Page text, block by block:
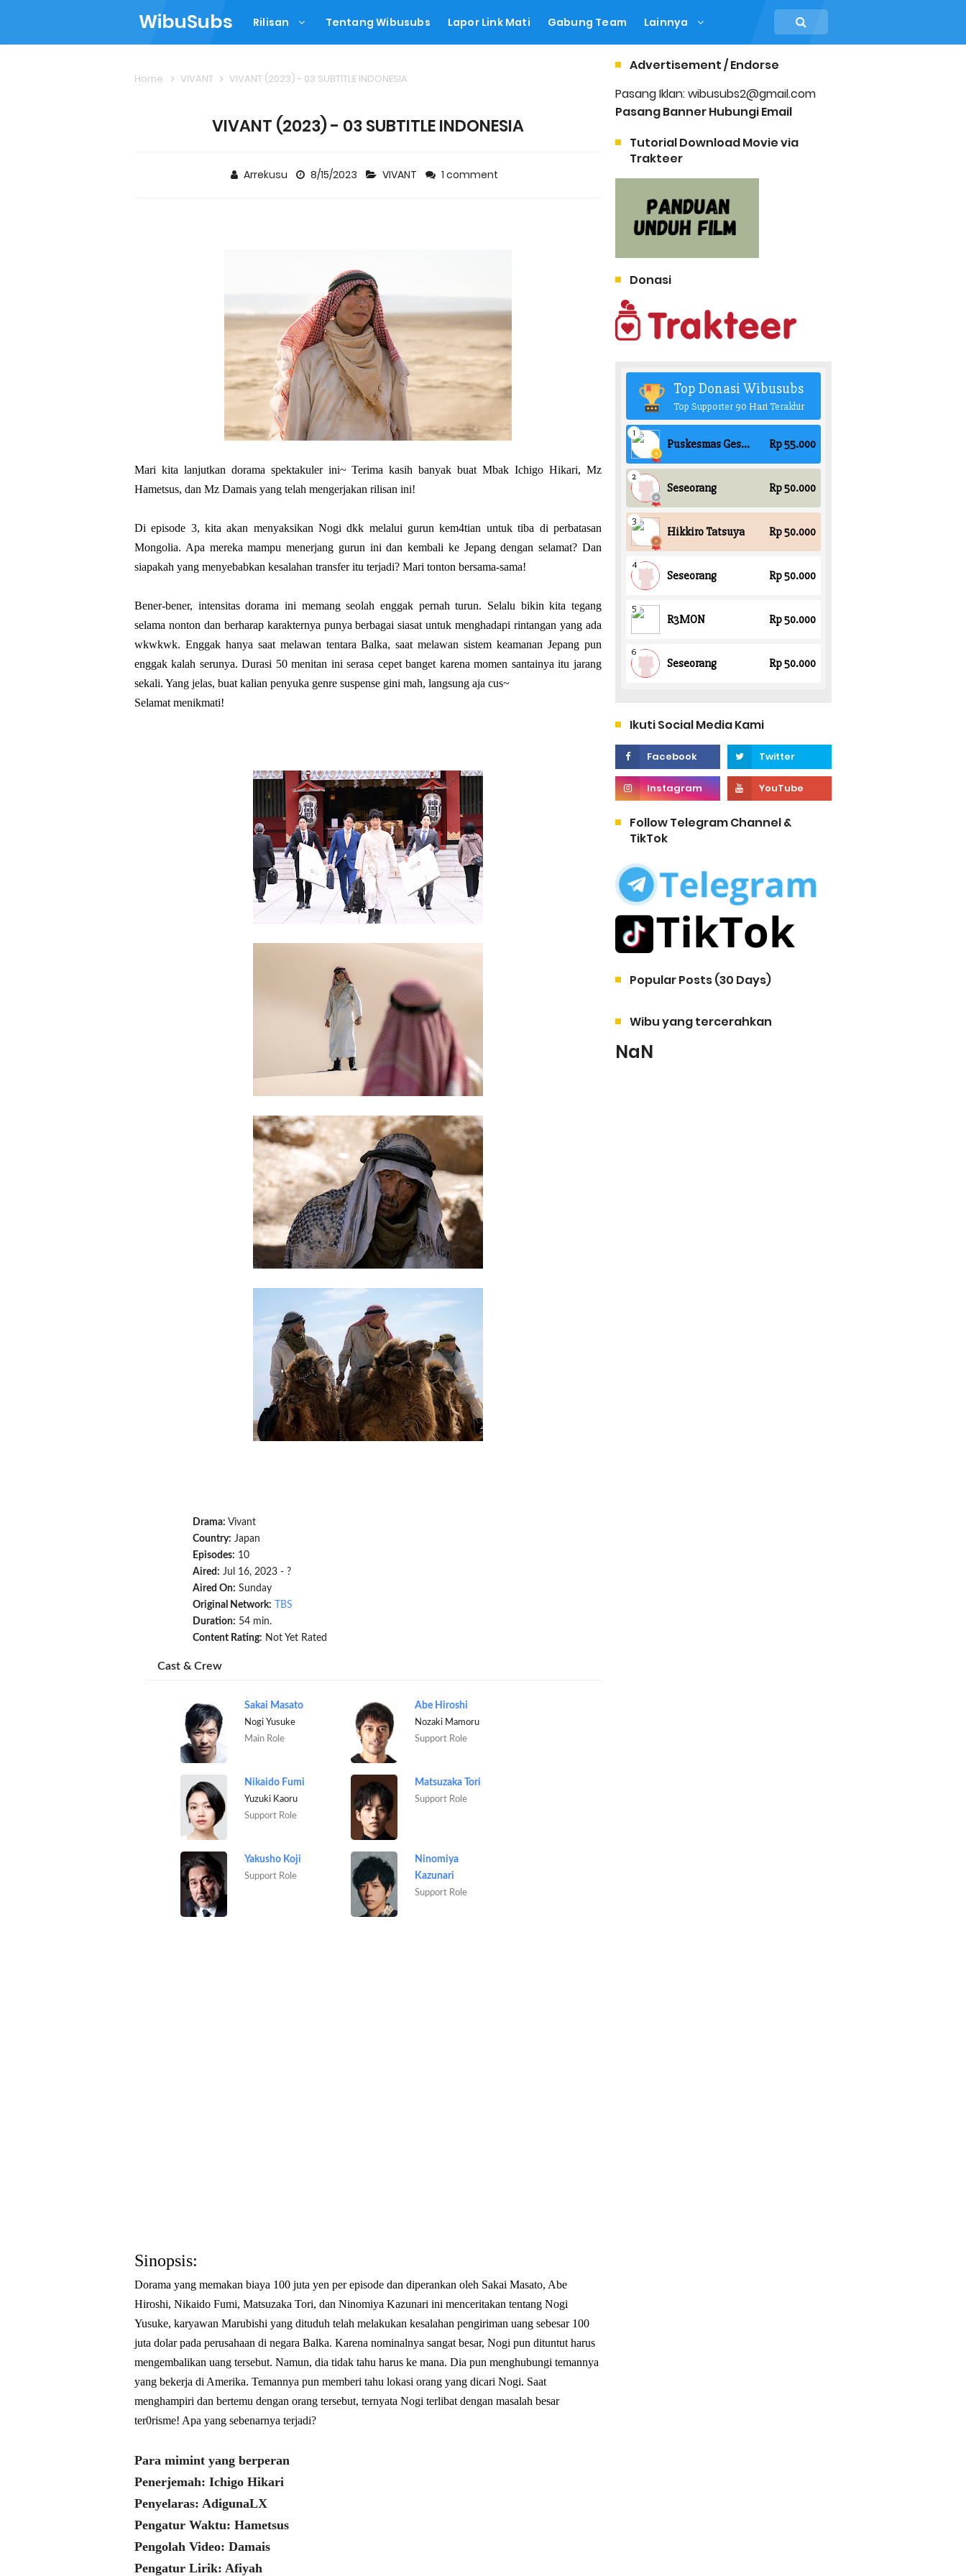
WibuSubs Rilisan Tentang Wibusubs Lapor Link Mati Gabung Team Lainnya
Home VIVANT VIVANT (2023) - 03 SUBTITLE INDONESIA
VIVANT (2023) - 03 SUBTITLE INDONESIA
Arrekusu 8/15/2023 VIVANT 1 comment
Mari kita lanjutkan dorama spektakuler ini~ Terima kasih banyak buat Mbak Ichigo Hikari, Mz
Hametsus, dan Mz Damais yang telah mengerjakan rilisan ini!
Di episode 3, kita akan menyaksikan Nogi dkk melalui gurun kem4tian untuk tiba di perbatasan
Mongolia. Apa mereka mampu menerjang gurun ini dan kembali ke Jepang dengan selamat? Dan
siapakah yang menyebabkan kesalahan transfer itu terjadi? Mari tonton bersama-sama!
Bener-bener, intensitas dorama ini memang seolah enggak pernah turun. Selalu bikin kita tegang
selama nonton dan berharap karakternya punya berbagai siasat untuk menghadapi rintangan yang ada
wkwkwk. Enggak hanya saat melawan tentara Balka, saat melawan sistem keamanan Jepang pun
enggak kalah serunya. Durasi 50 menitan ini serasa cepet banget karena momen santainya itu jarang
sekali. Yang jelas, buat kalian penyuka genre suspense gini mah, langsung aja cus~
Selamat menikmati!
Drama: Vivant
Country: Japan
Episodes: 10
Aired: Jul 16, 2023 - ?
Aired On: Sunday
Original Network:
TBS
Duration: 54 min.
Content Rating: Not Yet Rated
Cast & Crew
Sakai Masato
Nogi Yusuke
Main Role
Abe Hiroshi
Nozaki Mamoru
Support Role
Nikaido Fumi
Yuzuki Kaoru
Support Role
Matsuzaka Tori
Support Role
Yakusho Koji
Support Role
Ninomiya
Kazunari
Support Role
Sinopsis:
Dorama yang memakan biaya 100 juta yen per episode dan diperankan oleh Sakai Masato, Abe
Hiroshi, Nikaido Fumi, Matsuzaka Tori, dan Ninomiya Kazunari ini menceritakan tentang Nogi
Yusuke, karyawan Marubishi yang dituduh telah melakukan kesalahan pengiriman uang sebesar 100
juta dolar pada perusahaan di negara Balka. Karena nominalnya sangat besar, Nogi pun dituntut harus
mengembalikan uang tersebut. Namun, dia tidak tahu harus ke mana. Dia pun menghubungi temannya
yang bekerja di Amerika. Temannya pun memberi tahu lokasi orang yang dicari Nogi. Saat
menghampiri dan bertemu dengan orang tersebut, ternyata Nogi terlibat dengan masalah besar
ter0risme! Apa yang sebenarnya terjadi?
Para mimint yang berperan
Penerjemah: Ichigo Hikari
Penyelaras: AdigunaLX
Pengatur Waktu: Hametsus
Pengolah Video: Damais
Pengatur Lirik: Afiyah
Advertisement / Endorse
Pasang Iklan: wibusubs2@gmail.com
Pasang Banner Hubungi Email
Tutorial Download Movie via
Trakteer
Donasi
Ikuti Social Media Kami
Follow Telegram Channel &
TikTok
Popular Posts (30 Days)
Wibu yang tercerahkan
NaN